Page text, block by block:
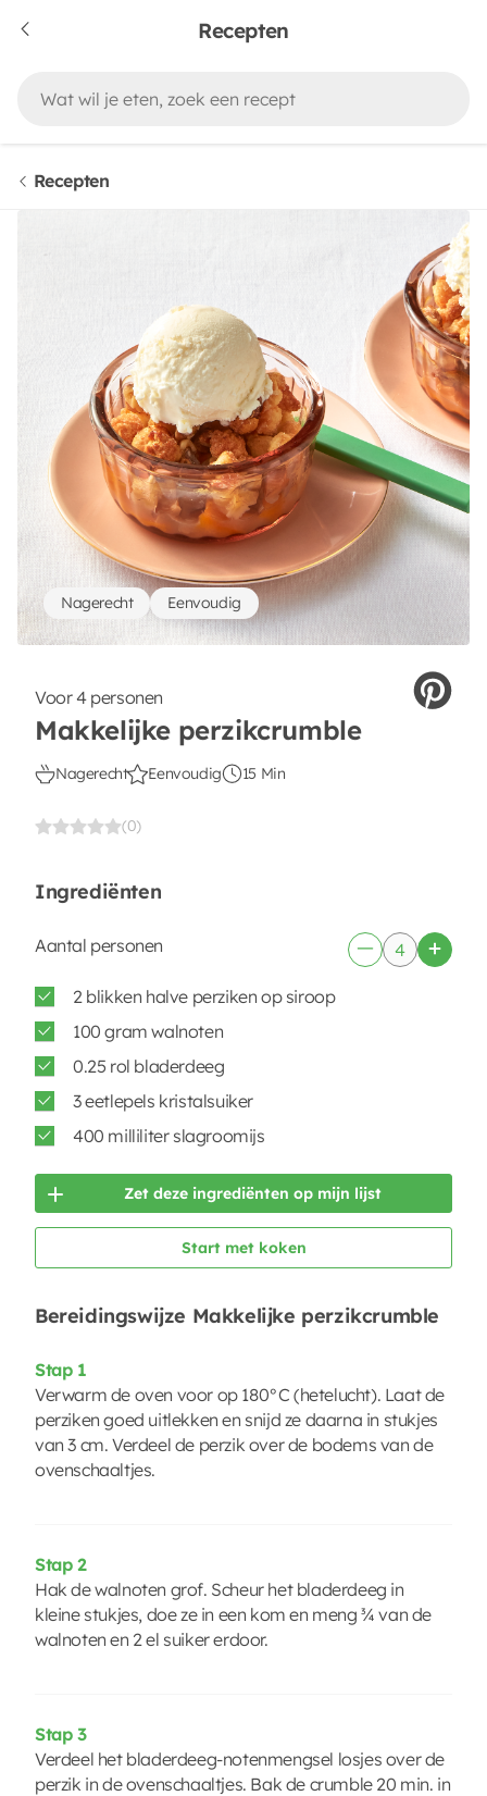
Recepten
Recepten
Voor 4 personen
Makkelijke perzikcrumble
Nagerecht Eenvoudig 15 Min
(0)
Nagerecht Eenvoudig
Ingrediënten
Aantal personen
2 blikken halve perziken op siroop
100 gram walnoten
0.25 rol bladerdeeg
3 eetlepels kristalsuiker
400 milliliter slagroomijs
Zet deze ingrediënten op mijn lijst
Start met koken
Bereidingswijze Makkelijke perzikcrumble
Stap 1
Verwarm de oven voor op 180°C (hetelucht). Laat de
perziken goed uitlekken en snijd ze daarna in stukjes
van 3 cm. Verdeel de perzik over de bodems van de
ovenschaaltjes.
Stap 2
Hak de walnoten grof. Scheur het bladerdeeg in
kleine stukjes, doe ze in een kom en meng ¾ van de
walnoten en 2 el suiker erdoor.
Stap 3
Verdeel het bladerdeeg-notenmengsel losjes over de
perzik in de ovenschaaltjes. Bak de crumble 20 min. in